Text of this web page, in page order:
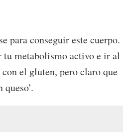
para conseguir este cuerpo.
tu metabolismo activo e ir al
el gluten, pero claro que
queso'.